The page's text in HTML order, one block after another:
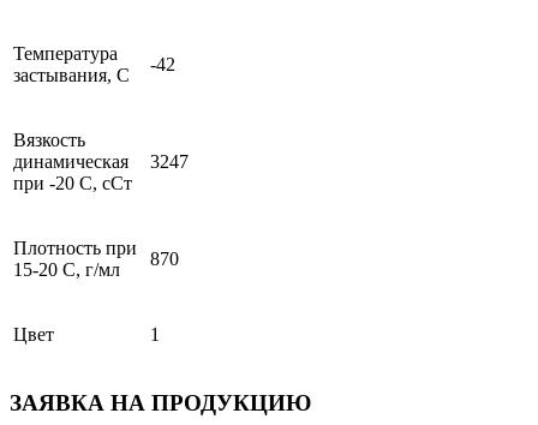
Температура
застывания, С
-42
Вязкость
динамическая
при -20 С, сСт
3247
Плотность при
15-20 С, г/мл
870
Цвет 1
ЗАЯВКА НА ПРОДУКЦИЮ